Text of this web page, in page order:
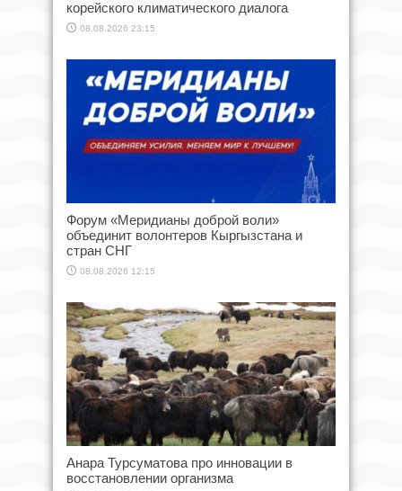
корейского климатического диалога
08.08.2026 23:15
Форум «Меридианы доброй воли»
объединит волонтеров Кыргызстана и
стран СНГ
08.08.2026 12:15
Анара Турсуматова про инновации в
восстановлении организма